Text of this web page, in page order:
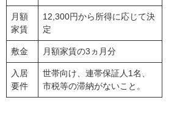
月額
家賃
12,300円から所得に応じて決
定
敷金 月額家賃の3ヵ月分
入居
要件
世帯向け、連帯保証人1名、
市税等の滞納がないこと。